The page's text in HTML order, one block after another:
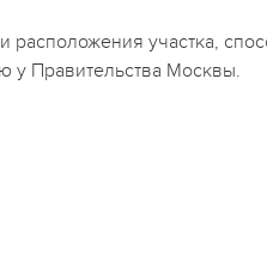
участка,
у Правительства Москвы.